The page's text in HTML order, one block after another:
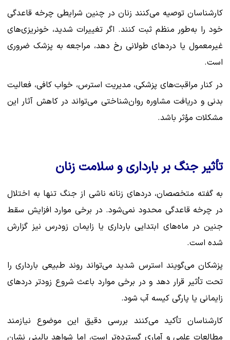
کارشناسان توصیه می‌کنند زنان در چنین شرایطی چرخه قاعدگی
خود را به‌طور منظم ثبت کنند. اگر تغییرات شدید، خونریزی‌های
غیرمعمول یا دردهای طولانی رخ دهد، مراجعه به پزشک ضروری
است.
در کنار مراقبت‌های پزشکی، مدیریت استرس، خواب کافی، فعالیت
بدنی و دریافت مشاوره روان‌شناختی می‌تواند در کاهش آثار این
مشکلات مؤثر باشد.
تأثیر جنگ بر بارداری و سلامت زنان
به گفته متخصصان، دردهای زنانه ناشی از جنگ تنها به اختلال
در چرخه قاعدگی محدود نمی‌شود. در برخی موارد افزایش سقط
جنین در ماه‌های ابتدایی بارداری یا زایمان زودرس نیز گزارش
شده است.
پزشکان می‌گویند استرس شدید می‌تواند روند طبیعی بارداری را
تحت تأثیر قرار دهد و در برخی موارد باعث شروع زودتر دردهای
زایمانی یا پارگی کیسه آب شود.
کارشناسان تأکید می‌کنند بررسی دقیق این موضوع نیازمند